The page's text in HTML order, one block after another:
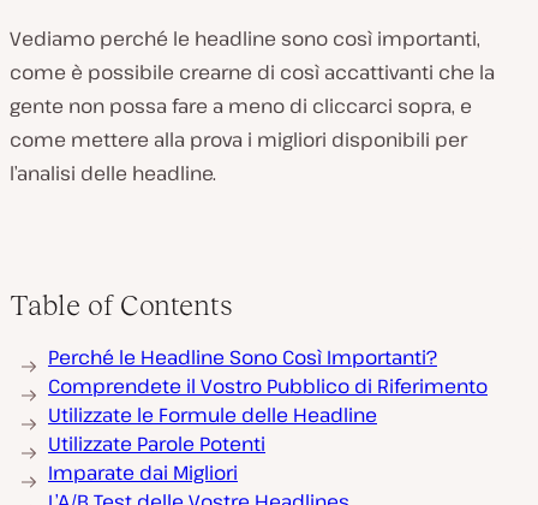
Vediamo perché le headline sono così importanti,
come è possibile crearne di così accattivanti che la
gente non possa fare a meno di cliccarci sopra, e
come mettere alla prova i migliori disponibili per
l’analisi delle headline.
Table of Contents
Perché le Headline Sono Così Importanti?
Comprendete il Vostro Pubblico di Riferimento
Utilizzate le Formule delle Headline
Utilizzate Parole Potenti
Imparate dai Migliori